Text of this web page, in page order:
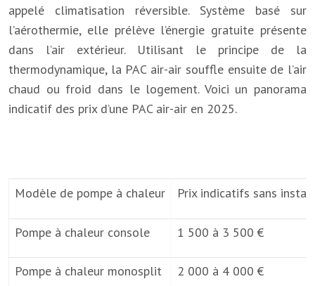
appelé climatisation réversible. Système basé sur
l’aérothermie, elle prélève l’énergie gratuite présente
dans l’air extérieur. Utilisant le principe de la
thermodynamique, la PAC air-air souffle ensuite de l’air
chaud ou froid dans le logement. Voici un panorama
indicatif des prix d’une PAC air-air en 2025.
Modèle de pompe à chaleur Prix indicatifs sans
Pompe à chaleur console 1 500 à 3 500 €
Pompe à chaleur monosplit 2 000 à 4 000 €